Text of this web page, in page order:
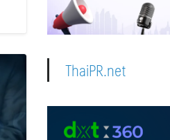
ThaiPR.net